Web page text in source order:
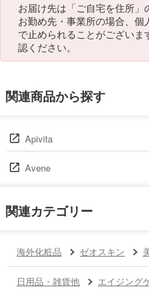
お届け先は「ご自宅を住所
お勤め先・事業所の場合、
で止められることがございま
認ください。
関連商品から探す
Apivita
Avene
関連カテゴリー
海外化粧品 ゼオスキン
日用品・雑貨他
エイジング